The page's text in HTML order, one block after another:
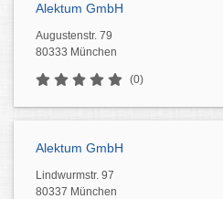
Alektum GmbH
Augustenstr. 79
80333 München
(0)
Alektum GmbH
Lindwurmstr. 97
80337 München